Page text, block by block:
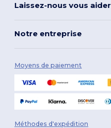
Laissez-nous vous aider
Notre entreprise
Moyens de paiement
Méthodes d'expédition